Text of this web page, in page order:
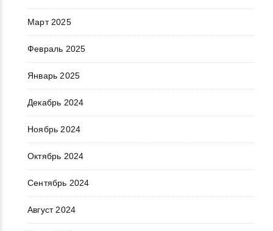
Март 2025
Февраль 2025
Январь 2025
Декабрь 2024
Ноябрь 2024
Октябрь 2024
Сентябрь 2024
Август 2024